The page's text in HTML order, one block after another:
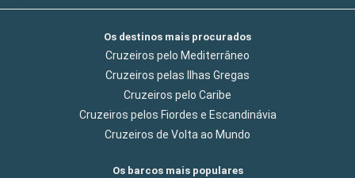
Os destinos mais procurados
Cruzeiros pelo Mediterrâneo
Cruzeiros pelas Ilhas Gregas
Cruzeiros pelo Caribe
Cruzeiros pelos Fiordes e Escandinávia
Cruzeiros de Volta ao Mundo
Os barcos mais populares